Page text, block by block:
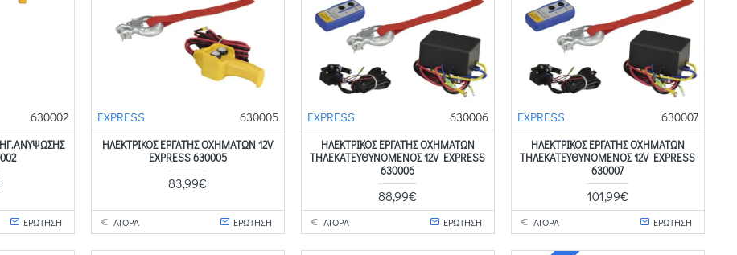
630002
ΕΡΩΤΗΣΗ
EXPRESS 630005
ΗΛΕΚΤΡΙΚΟΣ ΕΡΓΑΤΗΣ ΟΧΗΜΑΤΩΝ 12V
EXPRESS 630005
83,99€
ΑΓΟΡΑ ΕΡΩΤΗΣΗ
EXPRESS 630006
ΗΛΕΚΤΡΙΚΟΣ ΕΡΓΑΤΗΣ ΟΧΗΜΑΤΩΝ
ΤΗΛΕΚΑΤΕΥΘΥΝΟΜΕΝΟΣ 12V EXPRESS
630006
88,99€
ΑΓΟΡΑ ΕΡΩΤΗΣΗ
EXPRESS 630007
ΗΛΕΚΤΡΙΚΟΣ ΕΡΓΑΤΗΣ ΟΧΗΜΑΤΩΝ
ΤΗΛΕΚΑΤΕΥΘΥΝΟΜΕΝΟΣ 12V EXPRESS
630007
101,99€
ΑΓΟΡΑ ΕΡΩΤΗΣΗ